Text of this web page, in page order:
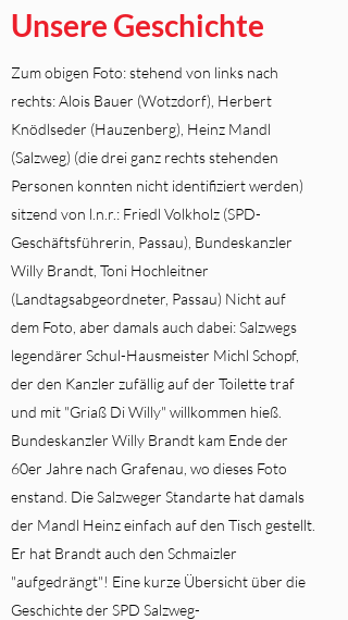
Unsere Geschichte
Zum obigen Foto: stehend von links nach
rechts: Alois Bauer (Wotzdorf), Herbert
Knödlseder (Hauzenberg), Heinz Mandl
(Salzweg) (die drei ganz rechts stehenden
Personen konnten nicht identifiziert werden)
sitzend von l.n.r.: Friedl Volkholz (SPD-
Geschäftsführerin, Passau), Bundeskanzler
Willy Brandt, Toni Hochleitner
(Landtagsabgeordneter, Passau) Nicht auf
dem Foto, aber damals auch dabei: Salzwegs
legendärer Schul-Hausmeister Michl Schopf,
der den Kanzler zufällig auf der Toilette traf
und mit "Griaß Di Willy" willkommen hieß.
Bundeskanzler Willy Brandt kam Ende der
60er Jahre nach Grafenau, wo dieses Foto
enstand. Die Salzweger Standarte hat damals
der Mandl Heinz einfach auf den Tisch gestellt.
Er hat Brandt auch den Schmaizler
"aufgedrängt"! Eine kurze Übersicht über die
Geschichte der SPD Salzweg-